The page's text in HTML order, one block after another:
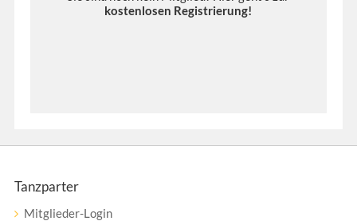
kostenlosen Registrierung!
Tanzparter
Mitglieder-Login